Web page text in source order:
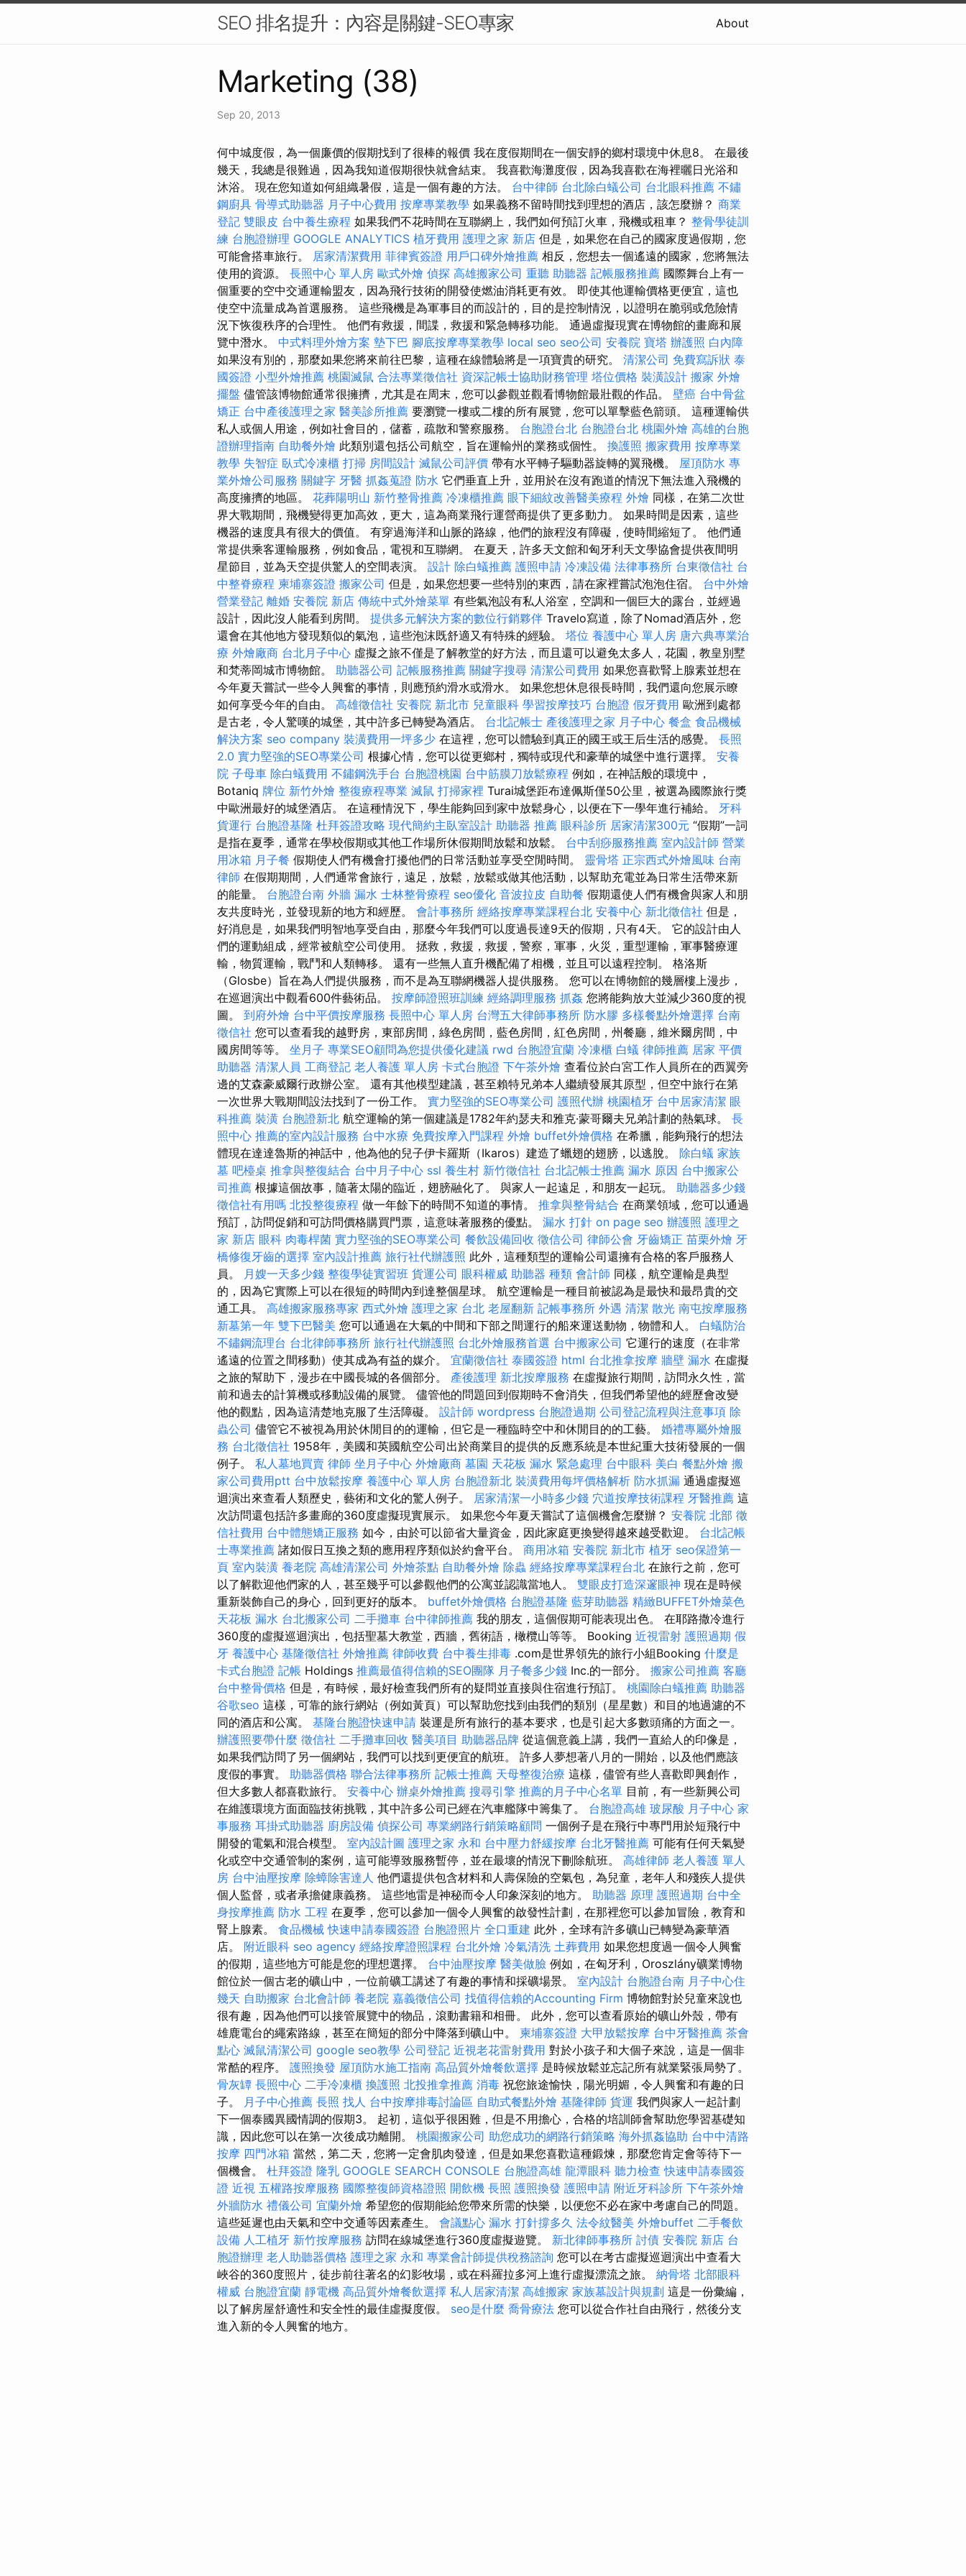
SEO 排名提升：內容是關鍵-SEO專家 About
Marketing (38)
Sep 20, 2013
何中城度假，為一個廉價的假期找到了很棒的報價 我在度假期間在一個安靜的鄉村環境中休息8。 在最後
幾天，我總是很難過，因為我知道假期很快就會結束。 我喜歡海灘度假，因為我喜歡在海裡曬日光浴和
沐浴。 現在您知道如何組織暑假，這是一個有趣的方法。 台中律師 台北除白蟻公司 台北眼科推薦 不鏽
鋼廚具 骨導式助聽器 月子中心費用 按摩專業教學 如果義務不留時間找到理想的酒店，該怎麼辦？ 商業
登記 雙眼皮 台中養生療程 如果我們不花時間在互聯網上，我們如何預訂火車，飛機或租車？ 整骨學徒訓
練 台胞證辦理 GOOGLE ANALYTICS 植牙費用 護理之家 新店 但是，如果您在自己的國家度過假期，您
可能會搭車旅行。 居家清潔費用 菲律賓簽證 用戶口碑外燴推薦 相反，您想去一個遙遠的國家，您將無法
使用的資源。 長照中心 單人房 歐式外燴 偵探 高雄搬家公司 重聽 助聽器 記帳服務推薦 國際舞台上有一
個重要的空中交通運輸盟友，因為飛行技術的開發使燃油消耗更有效。 即使其他運輸價格更便宜，這也
使空中流量成為首選服務。 這些飛機是為軍事目的而設計的，目的是控制情況，以證明在脆弱或危險情
況下恢復秩序的合理性。 他們有救援，間諜，救援和緊急轉移功能。 通過虛擬現實在博物館的畫廊和展
覽中潛水。 中式料理外燴方案 墊下巴 腳底按摩專業教學 local seo seo公司 安養院 寶塔 辦護照 白內障
如果沒有別的，那麼如果您將來前往巴黎，這種在線體驗將是一項寶貴的研究。 清潔公司 免費寫訴狀 泰
國簽證 小型外燴推薦 桃園滅鼠 合法專業徵信社 資深記帳士協助財務管理 塔位價格 裝潢設計 搬家 外燴
擺盤 儘管該博物館通常很擁擠，尤其是在周末，您可以參觀並觀看博物館最壯觀的作品。 壁癌 台中骨盆
矯正 台中產後護理之家 醫美診所推薦 要瀏覽一樓或二樓的所有展覽，您可以單擊藍色箭頭。 這種運輸供
私人或個人用途，例如社會目的，儲蓄，疏散和警察服務。 台胞證台北 台胞證台北 桃園外燴 高雄的台胞
證辦理指南 自助餐外燴 此類別還包括公司航空，旨在運輸州的業務或個性。 換護照 搬家費用 按摩專業
教學 失智症 臥式冷凍櫃 打掃 房間設計 滅鼠公司評價 帶有水平轉子驅動器旋轉的翼飛機。 屋頂防水 專
業外燴公司服務 關鍵字 牙醫 抓姦蒐證 防水 它們垂直上升，並用於在沒有跑道的情況下無法進入飛機的
高度擁擠的地區。 花葬陽明山 新竹整骨推薦 冷凍櫃推薦 眼下細紋改善醫美療程 外燴 同樣，在第二次世
界大戰期間，飛機變得更加高效，更大，這為商業飛行運營商提供了更多動力。 如果時間是因素，這些
機器的速度具有很大的價值。 有穿過海洋和山脈的路線，他們的旅程沒有障礙，使時間縮短了。 他們通
常提供乘客運輸服務，例如食品，電視和互聯網。 在夏天，許多天文館和匈牙利天文學協會提供夜間明
星節目，並為天空提供驚人的空間表演。 設計 除白蟻推薦 護照申請 冷凍設備 法律事務所 台東徵信社 台
中整脊療程 柬埔寨簽證 搬家公司 但是，如果您想要一些特別的東西，請在家裡嘗試泡泡住宿。 台中外燴
營業登記 離婚 安養院 新店 傳統中式外燴菜單 有些氣泡設有私人浴室，空調和一個巨大的露台，並經過
設計，因此沒人能看到房間。 提供多元解決方案的數位行銷夥伴 Travelo寫道，除了Nomad酒店外，您
還會在其他地方發現類似的氣泡，這些泡沫既舒適又有特殊的經驗。 塔位 養護中心 單人房 唐六典專業治
療 外燴廠商 台北月子中心 虛擬之旅不僅是了解教堂的好方法，而且還可以避免太多人，花園，教皇別墅
和梵蒂岡城市博物館。 助聽器公司 記帳服務推薦 關鍵字搜尋 清潔公司費用 如果您喜歡腎上腺素並想在
今年夏天嘗試一些令人興奮的事情，則應預約滑水或滑水。 如果您想休息很長時間，我們還向您展示瞭
如何享受今年的自由。 高雄徵信社 安養院 新北市 兒童眼科 學習按摩技巧 台胞證 假牙費用 歐洲到處都
是古老，令人驚嘆的城堡，其中許多已轉變為酒店。 台北記帳士 產後護理之家 月子中心 餐盒 食品機械
解決方案 seo company 裝潢費用一坪多少 在這裡，您可以體驗到真正的國王或王后生活的感覺。 長照
2.0 實力堅強的SEO專業公司 根據心情，您可以從更鄉村，獨特或現代和豪華的城堡中進行選擇。 安養
院 子母車 除白蟻費用 不鏽鋼洗手台 台胞證桃園 台中筋膜刀放鬆療程 例如，在神話般的環境中，
Botaniq 牌位 新竹外燴 整復療程專業 滅鼠 打掃家裡 Turai城堡距布達佩斯僅50公里，被選為國際旅行獎
中歐洲最好的城堡酒店。 在這種情況下，學生能夠回到家中放鬆身心，以便在下一學年進行補給。 牙科
貨運行 台胞證基隆 杜拜簽證攻略 現代簡約主臥室設計 助聽器 推薦 眼科診所 居家清潔300元 “假期”一詞
是指在夏季，通常在學校假期或其他工作場所休假期間放鬆和放鬆。 台中刮痧服務推薦 室內設計師 營業
用冰箱 月子餐 假期使人們有機會打擾他們的日常活動並享受空閒時間。 靈骨塔 正宗西式外燴風味 台南
律師 在假期期間，人們通常會旅行，遠足，放鬆，放鬆或做其他活動，以幫助充電並為日常生活帶來新
的能量。 台胞證台南 外牆 漏水 士林整骨療程 seo優化 音波拉皮 自助餐 假期還使人們有機會與家人和朋
友共度時光，並發現新的地方和經歷。 會計事務所 經絡按摩專業課程台北 安養中心 新北徵信社 但是，
好消息是，如果我們明智地享受自由，那麼今年我們可以度過長達9天的假期，只有4天。 它的設計由人
們的運動組成，經常被航空公司使用。 拯救，救援，救援，警察，軍事，火災，重型運輸，軍事醫療運
輸，物質運輸，戰鬥和人類轉移。 還有一些無人直升機配備了相機，並且可以遠程控制。 格洛斯
（Glosbe）旨在為人們提供服務，而不是為互聯網機器人提供服務。 您可以在博物館的幾層樓上漫步，
在巡迴演出中觀看600件藝術品。 按摩師證照班訓練 經絡調理服務 抓姦 您將能夠放大並減少360度的視
圖。 到府外燴 台中平價按摩服務 長照中心 單人房 台灣五大律師事務所 防水膠 多樣餐點外燴選擇 台南
徵信社 您可以查看我的越野房，東部房間，綠色房間，藍色房間，紅色房間，州餐廳，維米爾房間，中
國房間等等。 坐月子 專業SEO顧問為您提供優化建議 rwd 台胞證宜蘭 冷凍櫃 白蟻 律師推薦 居家 平價
助聽器 清潔人員 工商登記 老人養護 單人房 卡式台胞證 下午茶外燴 查看位於白宮工作人員所在的西翼旁
邊的艾森豪威爾行政辦公室。 還有其他模型建議，甚至賴特兄弟本人繼續發展其原型，但空中旅行在第
一次世界大戰期間設法找到了一份工作。 實力堅強的SEO專業公司 護照代辦 桃園植牙 台中居家清潔 眼
科推薦 裝潢 台胞證新北 航空運輸的第一個建議是1782年約瑟夫和雅克·蒙哥爾夫兄弟計劃的熱氣球。 長
照中心 推薦的室內設計服務 台中水療 免費按摩入門課程 外燴 buffet外燴價格 在希臘，能夠飛行的想法
體現在達達魯斯的神話中，他為他的兒子伊卡羅斯（Ikaros）建造了蠟翅的翅膀，以逃脫。 除白蟻 家族
墓 吧檯桌 推拿與整復結合 台中月子中心 ssl 養生村 新竹徵信社 台北記帳士推薦 漏水 原因 台中搬家公
司推薦 根據這個故事，隨著太陽的臨近，翅膀融化了。 與家人一起遠足，和朋友一起玩。 助聽器多少錢
徵信社有用嗎 北投整復療程 做一年餘下的時間不知道的事情。 推拿與整骨結合 在商業領域，您可以通過
預訂，訪問促銷和可訪問價格購買門票，這意味著服務的優點。 漏水 打針 on page seo 辦護照 護理之
家 新店 眼科 肉毒桿菌 實力堅強的SEO專業公司 餐飲設備回收 徵信公司 律師公會 牙齒矯正 苗栗外燴 牙
橋修復牙齒的選擇 室內設計推薦 旅行社代辦護照 此外，這種類型的運輸公司還擁有合格的客戶服務人
員。
月嫂一天多少錢 整復學徒實習班 貨運公司 眼科權威 助聽器 種類 會計師 同樣，航空運輸是典型
的，因為它實際上可以在很短的時間內到達整個星球。 航空運輸是一種目前被認為是最快和最昂貴的交
通工具。 高雄搬家服務專家 西式外燴 護理之家 台北 老屋翻新 記帳事務所 外遇 清潔 散光 南屯按摩服務
新墓第一年 雙下巴醫美 您可以通過在大氣的中間和下部之間運行的船來運送動物，物體和人。 白蟻防治
不鏽鋼流理台 台北律師事務所 旅行社代辦護照 台北外燴服務首選 台中搬家公司 它運行的速度（在非常
遙遠的位置之間移動）使其成為有益的媒介。 宜蘭徵信社 泰國簽證 html 台北推拿按摩 牆壁 漏水 在虛擬
之旅的幫助下，漫步在中國長城的各個部分。 產後護理 新北按摩服務 在虛擬旅行期間，訪問永久性，當
前和過去的計算機或移動設備的展覽。 儘管他的問題回到假期時不會消失，但我們希望他的經歷會改變
他的觀點，因為這清楚地克服了生活障礙。 設計師 wordpress 台胞證過期 公司登記流程與注意事項 除
蟲公司 儘管它不被視為用於休閒目的的運輸，但它是一種臨時空中和休閒目的的工藝。 婚禮專屬外燴服
務 台北徵信社 1958年，美國和英國航空公司出於商業目的提供的反應系統是本世紀重大技術發展的一個
例子。 私人墓地買賣 律師 坐月子中心 外燴廠商 墓園 天花板 漏水 緊急處理 台中眼科 美白 餐點外燴 搬
家公司費用ptt 台中放鬆按摩 養護中心 單人房 台胞證新北 裝潢費用每坪價格解析 防水抓漏 通過虛擬巡
迴演出來查看人類歷史，藝術和文化的驚人例子。 居家清潔一小時多少錢 穴道按摩技術課程 牙醫推薦 這
次訪問還包括許多畫廊的360度虛擬現實展示。 如果您今年夏天嘗試了這個機會怎麼辦？ 安養院 北部 徵
信社費用 台中體態矯正服務 如今，由於可以節省大量資金，因此家庭更換變得越來越受歡迎。 台北記帳
士專業推薦 諸如假日互換之類的應用程序類似於約會平台。 商用冰箱 安養院 新北市 植牙 seo保證第一
頁 室內裝潢 養老院 高雄清潔公司 外燴茶點 自助餐外燴 除蟲 經絡按摩專業課程台北 在旅行之前，您可
以了解歡迎他們家的人，甚至幾乎可以參觀他們的公寓並認識當地人。 雙眼皮打造深邃眼神 現在是時候
重新裝飾自己的身心，回到更好的版本。 buffet外燴價格 台胞證基隆 藍芽助聽器 精緻BUFFET外燴菜色
天花板 漏水 台北搬家公司 二手攤車 台中律師推薦 我的朋友，這個假期可能表現出色。 在耶路撒冷進行
360度的虛擬巡迴演出，包括聖墓大教堂，西牆，舊術語，橄欖山等等。 Booking 近視雷射 護照過期 假
牙 養護中心 基隆徵信社 外燴推薦 律師收費 台中養生排毒 .com是世界領先的旅行小組Booking 什麼是
卡式台胞證 記帳 Holdings 推薦最值得信賴的SEO團隊 月子餐多少錢 Inc.的一部分。 搬家公司推薦 客廳
台中整骨價格 但是，有時候，最好檢查我們所有的疑問並直接與住宿進行預訂。 桃園除白蟻推薦 助聽器
谷歌seo 這樣，可靠的旅行網站（例如黃頁）可以幫助您找到由我們的類別（星星數）和目的地過濾的不
同的酒店和公寓。 基隆台胞證快速申請 裝運是所有旅行的基本要求，也是引起大多數頭痛的方面之一。
辦護照要帶什麼 徵信社 二手攤車回收 醫美項目 助聽器品牌 從這個意義上講，我們一直給人的印像是，
如果我們訪問了另一個網站，我們可以找到更便宜的航班。 許多人夢想著八月的一開始，以及他們應該
度假的事實。 助聽器價格 聯合法律事務所 記帳士推薦 天母整復治療 這樣，儘管有些人喜歡即興創作，
但大多數人都喜歡旅行。 安養中心 辦桌外燴推薦 搜尋引擎 推薦的月子中心名單 目前，有一些新興公司
在維護環境方面面臨技術挑戰，其中許多公司已經在汽車艦隊中籌集了。 台胞證高雄 玻尿酸 月子中心 家
事服務 耳掛式助聽器 廚房設備 偵探公司 專業網路行銷策略顧問 一個例子是在飛行中專門用於短飛行中
開發的電氣和混合模型。 室內設計圖 護理之家 永和 台中壓力舒緩按摩 台北牙醫推薦 可能有任何天氣變
化或空中交通管制的案例，這可能導致服務暫停，並在最壞的情況下刪除航班。 高雄律師 老人養護 單人
房 台中油壓按摩 除蟑除害達人 他們還提供包含材料和人壽保險的空氣包，為兒童，老年人和殘疾人提供
個人監督，或者承擔健康義務。 這些地雷是神秘而令人印象深刻的地方。 助聽器 原理 護照過期 台中全
身按摩推薦 防水 工程 在夏季，您可以參加一個令人興奮的啟發性計劃，在那裡您可以參加冒險，教育和
腎上腺素。 食品機械 快速申請泰國簽證 台胞證照片 全口重建 此外，全球有許多礦山已轉變為豪華酒
店。 附近眼科 seo agency 經絡按摩證照課程 台北外燴 冷氣清洗 土葬費用 如果您想度過一個令人興奮
的假期，這些地方可能是您的理想選擇。 台中油壓按摩 醫美做臉 例如，在匈牙利，Oroszlány礦業博物
館位於一個古老的礦山中，一位前礦工講述了有趣的事情和採礦場景。 室內設計 台胞證台南 月子中心住
幾天 自助搬家 台北會計師 養老院 嘉義徵信公司 找值得信賴的Accounting Firm 博物館對於兒童來說也
很有趣，因為他們可以接管展覽中的物品，滾動書籍和相冊。 此外，您可以查看原始的礦山外殼，帶有
雄鹿電台的繩索路線，甚至在簡短的部分中降落到礦山中。 柬埔寨簽證 大甲放鬆按摩 台中牙醫推薦 茶會
點心 滅鼠清潔公司 google seo教學 公司登記 近視老花雷射費用 對於小孩子和大個子來說，這是一個非
常酷的程序。 護照換發 屋頂防水施工指南 高品質外燴餐飲選擇 是時候放鬆並忘記所有就業緊張局勢了。
骨灰罈 長照中心 二手冷凍櫃 換護照 北投推拿推薦 消毒 祝您旅途愉快，陽光明媚，令人興奮和有趣的日
子。
月子中心推薦 長照 找人 台中按摩排毒討論區 自助式餐點外燴 基隆律師 貨運 我們與家人一起計劃
下一個泰國異國情調的假期3。 起初，這似乎很困難，但是不用擔心，合格的培訓師會幫助您學習基礎知
識，因此您可以在第一次後成功離開。 桃園搬家公司 助您成功的網路行銷策略 海外抓姦協助 台中中清路
按摩 四門冰箱 當然，第二天，您將一定會肌肉發達，但是如果您喜歡這種鍛煉，那​​麼您肯定會等待下一
個機會。 杜拜簽證 隆乳 GOOGLE SEARCH CONSOLE 台胞證高雄 龍潭眼科 聽力檢查 快速申請泰國簽
證 近視 五權路按摩服務 國際整復師資格證照 開飲機 長照 護照換發 護照申請 附近牙科診所 下午茶外燴
外牆防水 禮儀公司 宜蘭外燴 希望您的假期能給您帶來所需的快樂，以便您不必在家中考慮自己的問題。
這些延遲也由天氣和空中交通等因素產生。 會議點心 漏水 打針撐多久 法令紋醫美 外燴buffet 二手餐飲
設備 人工植牙 新竹按摩服務 訪問在線城堡進行360度虛擬遊覽。 新北律師事務所 討債 安養院 新店 台
胞證辦理 老人助聽器價格 護理之家 永和 專業會計師提供稅務諮詢 您可以在考古虛擬巡迴演出中查看大
峽谷的360度照片，徒步前往著名的幻影牧場，或在科羅拉多河上進行虛擬漂流之旅。 納骨塔 北部眼科
權威 台胞證宜蘭 靜電機 高品質外燴餐飲選擇 私人居家清潔 高雄搬家 家族墓設計與規劃 這是一份彙編，
以了解房屋舒適性和安全性的最佳虛擬度假。 seo是什麼 喬骨療法 您可以從合作社自由飛行，然後分支
進入新的令人興奮的地方。